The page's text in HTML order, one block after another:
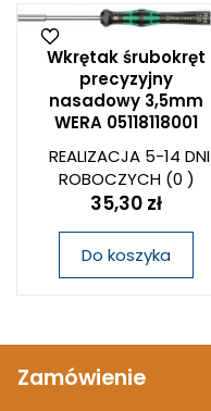
Wkrętak śrubokręt
precyzyjny
nasadowy 3,5mm
WERA 05118118001
REALIZACJA 5-14 DNI
ROBOCZYCH(0 )
35,30 zł
Do koszyka
Zamówienie